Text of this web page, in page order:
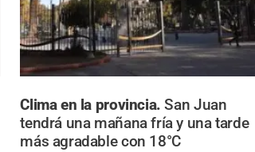
Clima en la provincia.San Juan
tendrá una mañana fría y una tarde
más agradable con 18°C